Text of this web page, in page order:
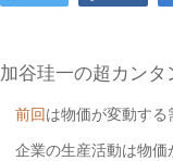
加谷珪一の超カンタ
前回は物価が変動する
企業の生産活動は物価